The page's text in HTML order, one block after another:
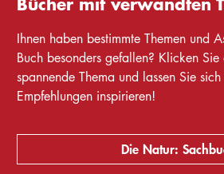
Ihnen haben bestimmte Themen und
Buch besonders gefallen? Klicken
spannende Thema und lassen Sie
Empfehlungen inspirieren!
Die Natur: